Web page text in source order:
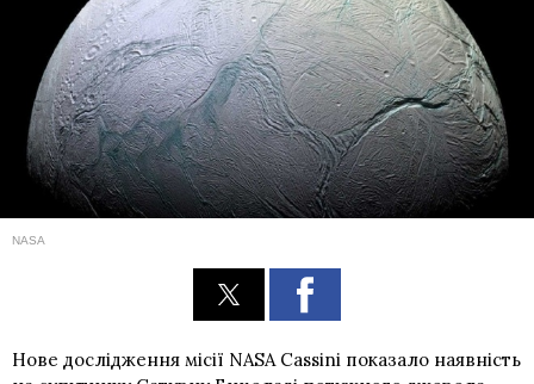
NASA
Нове дослідження місії NASA Cassini показало наявність